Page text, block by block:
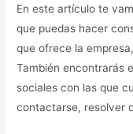
En este artículo te
que puedas hacer
que ofrece la
También encontrarás
sociales con las que
contactarse, resolver